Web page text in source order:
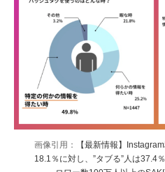
画像引用：
【最新情報】
18.1％に対し、”タブる”人は37.4